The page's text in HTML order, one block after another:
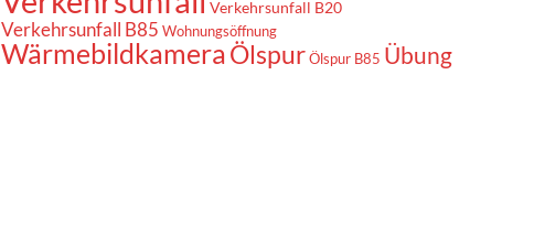
Verkehrsunfall B20
Verkehrsunfall B85 Wohnungsöffnung
WärmebildkameraÖlspurÖlspur B85 Übung